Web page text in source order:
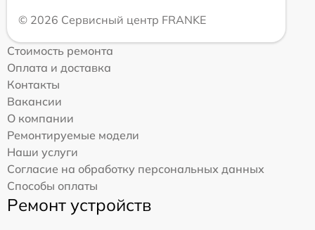
© 2026 Сервисный центр FRANKE
Стоимость ремонта
Оплата и доставка
Контакты
Вакансии
О компании
Ремонтируемые модели
Наши услуги
Согласие на обработку персональных данных
Способы оплаты
Ремонт устройств